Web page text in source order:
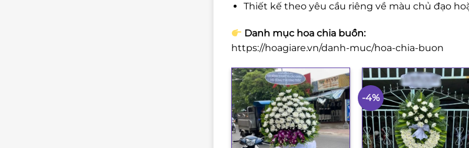
Thiết kế theo yêu cầu riêng về màu chủ đạo
Danh mục hoa chia buồn:
https://hoagiare.vn/danh-muc/hoa-chia-buon
-4%